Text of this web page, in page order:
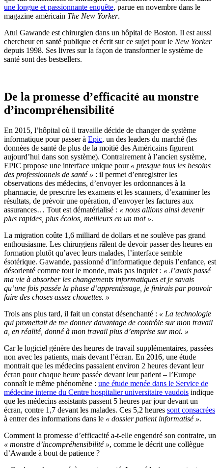
une longue et passionnante enquête, parue en novembre dans le
magazine américain The New Yorker.
Atul Gawande est chirurgien dans un hôpital de Boston. Il est aussi
chercheur en santé publique et écrit sur ce sujet pour le New Yorker
depuis 1998. Ses livres sur la façon de transformer le système de
santé sont des bestsellers.
De la promesse d’efficacité au monstre
d’incompréhensibilité
En 2015, l’hôpital où il travaille décide de changer de système
informatique pour passer à Epic, un des leaders du marché (les
données de santé de plus de la moitié des Américains figurent
aujourd’hui dans son système). Contrairement à l’ancien système,
EPIC propose une interface unique pour « presque tous les besoins
des professionnels de santé » : il permet d’enregistrer les
observations des médecins, d’envoyer les ordonnances à la
pharmacie, de prescrire les examens et les scanners, d’examiner les
résultats, de prévoir une opération, d’envoyer les factures aux
assurances… Tout est dématérialisé : « nous allions ainsi devenir
plus rapides, plus écolos, meilleurs en un mot ».
La migration coûte 1,6 milliard de dollars et ne soulève pas grand
enthousiasme. Les chirurgiens râlent de devoir passer des heures en
formation plutôt qu’avec leurs malades, l’interface semble
ésotérique. Gawande, passionné d’informatique depuis l’enfance, est
désorienté comme tout le monde, mais pas inquiet : « J’avais passé
ma vie à absorber les changements informatiques et je savais
qu’une fois passée la phase d’apprentissage, je finirais par pouvoir
faire des choses assez chouettes. »
Trois ans plus tard, il fait un constat désenchanté : « La technologie
qui promettait de me donner davantage de contrôle sur mon travail
a, en réalité, donné à mon travail plus d’emprise sur moi. »
Car le logiciel génère des heures de travail supplémentaires, passées
non avec les patients, mais devant l’écran. En 2016, une étude
montrait que les médecins passaient environ 2 heures devant leur
écran pour chaque heure passée devant leur patient – l’Europe
connaît le même phénomène : une étude menée dans le Service de
médecine interne du Centre hospitalier universitaire vaudois indique
que les médecins assistants passent 5 heures par jour devant un
écran, contre 1,7 devant les malades. Ces 5,2 heures sont consacrées
à entrer des informations dans le « dossier patient informatisé ».
Comment la promesse d’efficacité a-t-elle engendré son contraire, un
« monstre d’incompréhensibilité », comme le décrit une collègue
d’Awande à bout de patience ?